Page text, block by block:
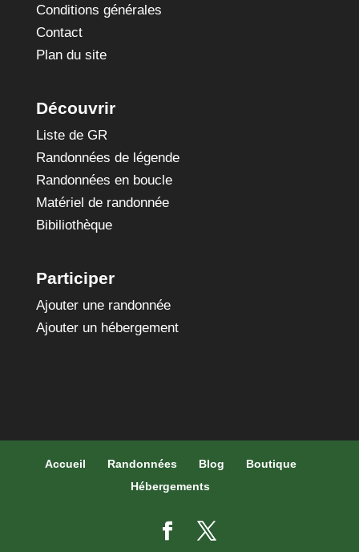
Conditions générales
Contact
Plan du site
Découvrir
Liste de GR
Randonnées de légende
Randonnées en boucle
Matériel de randonnée
Bibiliothèque
Participer
Ajouter une randonnée
Ajouter un hébergement
Accueil Randonnées Blog
Boutique
Hébergements